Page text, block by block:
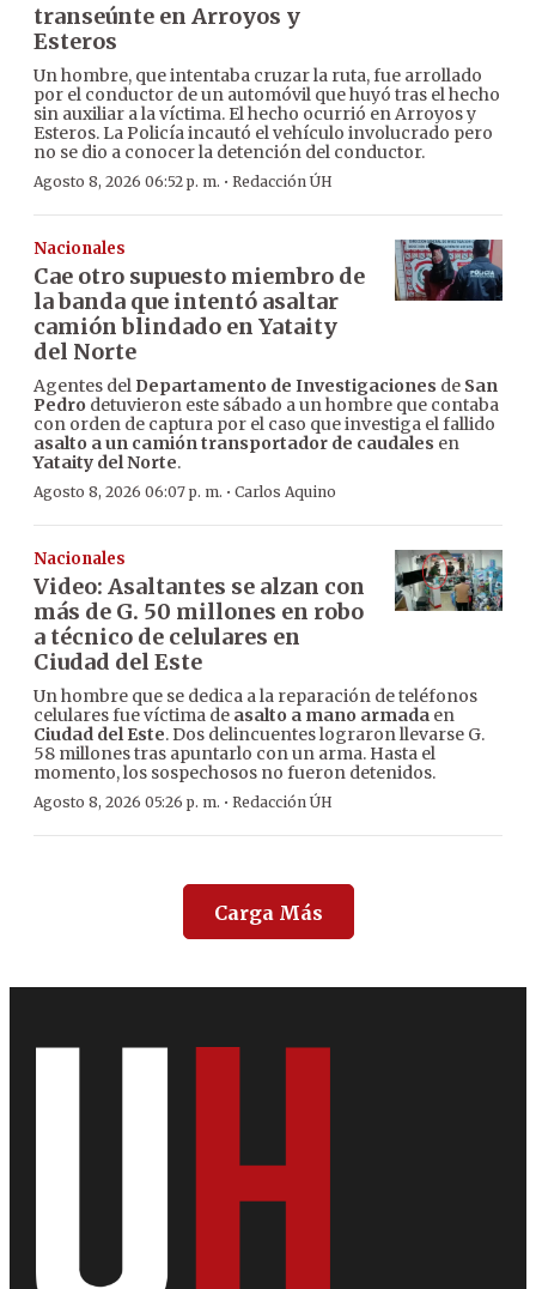
transeúnte en Arroyos y
Esteros
Un hombre, que intentaba cruzar la ruta, fue arrollado
por el conductor de un automóvil que huyó tras el hecho
sin auxiliar a la víctima. El hecho ocurrió en Arroyos y
Esteros. La Policía incautó el vehículo involucrado pero
no se dio a conocer la detención del conductor.
Agosto 8, 2026 06:52 p. m. · Redacción ÚH
Nacionales
Cae otro supuesto miembro de
la banda que intentó asaltar
camión blindado en Yataity
del Norte
Agentes del Departamento de Investigaciones de San
Pedro detuvieron este sábado a un hombre que contaba
con orden de captura por el caso que investiga el fallido
asalto a un camión transportador de caudales en
Yataity del Norte.
Agosto 8, 2026 06:07 p. m. · Carlos Aquino
Nacionales
Video: Asaltantes se alzan con
más de G. 50 millones en robo
a técnico de celulares en
Ciudad del Este
Un hombre que se dedica a la reparación de teléfonos
celulares fue víctima de asalto a mano armada en
Ciudad del Este. Dos delincuentes lograron llevarse G.
58 millones tras apuntarlo con un arma. Hasta el
momento, los sospechosos no fueron detenidos.
Agosto 8, 2026 05:26 p. m. · Redacción ÚH
Carga Más